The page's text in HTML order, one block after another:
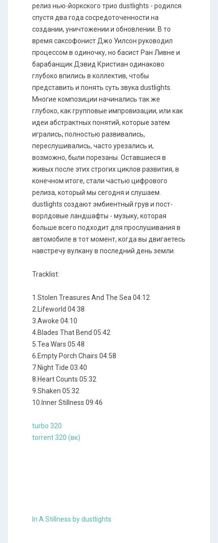
релиз нью-йоркского трио dustlights - родился
спустя два года сосредоточенности на
создании, уничтожении и обновлении. В то
время саксофонист Джо Уилсон руководил
процессом в одиночку, но басист Ран Ливне и
барабанщик Дэвид Кристиан одинаково
глубоко впились в коллектив, чтобы
представить и понять суть звука dustlights.
Многие композиции начинались так же
глубоко, как групповые импровизации, или как
идеи абстрактных понятий, которые затем
игрались, полностью развивались,
переслушивались, часто урезались и,
возможно, были порезаны. Оставшиеся в
живых после этих строгих циклов развития, в
конечном итоге, стали частью цифрового
релиза, который мы сегодня и слушаем.
dustlights создают эмбиентный грув и пост-
ворлдовые ландшафты - музыку, которая
больше всего подходит для прослушивания в
автомобиле в тот момент, когда вы двигаетесь
навстречу вулкану в последний день земли.
Tracklist:
1.Stolen Treasures And The Sea 04:12
2.Lifeworld 04:38
3.Awoke 04:10
4.Blades That Bend 05:42
5.Tea Wars 05:48
6.Empty Porch Chairs 04:58
7.Night Tide 03:40
8.Heart Counts 05:32
9.Shaken 05:32
10.Inner Stillness 09:46
turbo 320
torrent 320 (вк)
In A Stillness by dustlights